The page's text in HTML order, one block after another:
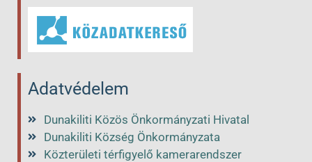
Adatvédelem
Dunakiliti Közös Önkormányzati Hivatal
Dunakiliti Község Önkormányzata
Közterületi térfigyelő kamerarendszer